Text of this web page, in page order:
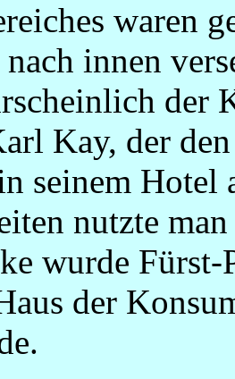
waren
innen
der
Kay, der
seinem Hotel
nutzte
wurde
der